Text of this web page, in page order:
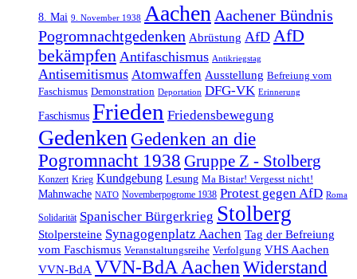
8. Mai 9. November 1938 Aachen Aachener Bündnis
Pogromnachtgedenken Abrüstung AfD AfD
bekämpfen Antifaschismus Antikriegstag
Antisemitismus Atomwaffen Ausstellung Befreiung vom
Faschismus Demonstration Deportation DFG-VK Erinnerung
Faschismus Frieden Friedensbewegung
Gedenken Gedenken an die
Pogromnacht 1938 Gruppe Z - Stolberg
Konzert Krieg Kundgebung Lesung Ma Bistar! Vergesst nicht!
Mahnwache NATO Novemberpogrome 1938 Protest gegen AfD Roma
Solidarität Spanischer Bürgerkrieg Stolberg
Stolpersteine Synagogenplatz Aachen Tag der Befreiung
vom Faschismus Veranstaltungsreihe Verfolgung VHS Aachen
VVN-BdA VVN-BdA AachenWiderstand